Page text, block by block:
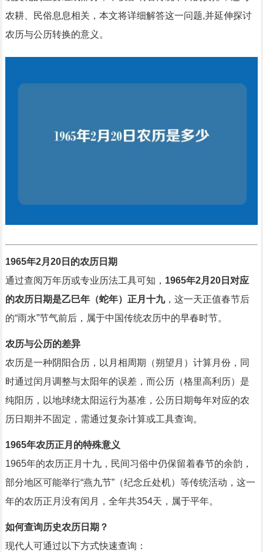
农耕、民俗息息相关，本文将详细解答这一问题,并延伸探讨
农历与公历转换的意义。
1965年2月20日的农历日期
通过查阅万年历或专业历法工具可知， 1965年2月20日对应
的农历日期是乙巳年（蛇年）正月十九，这一天正值春节后
的“雨水”节气前后，属于中国传统农历中的早春时节。
农历与公历的差异
农历是一种阴阳合历，以月相周期（朔望月）计算月份，同
时通过闰月调整与太阳年的误差，而公历（格里高利历）是
纯阳历，以地球绕太阳运行为基准，公历日期每年对应的农
历日期并不固定，需通过复杂计算或工具查询。
1965年农历正月的特殊意义
1965年的农历正月十九，民间习俗中仍保留着春节的余韵，
部分地区可能举行“燕九节”（纪念丘处机）等传统活动，这一
年的农历正月没有闰月，全年共354天，属于平年。
如何查询历史农历日期？
现代人可通过以下方式快速查询：